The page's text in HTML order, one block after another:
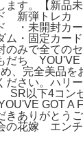
ます。【新品
新弾トレカ
・未開封カ
ム・固定カー
みで全てのセ
だち YOU'VE
、完全美品を
ださい。ハリ
以下4コン
GOT A
きありがとう
の花嫁 エン